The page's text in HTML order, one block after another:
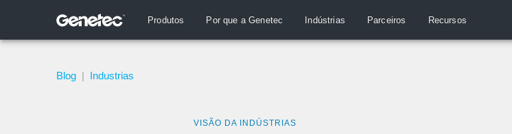
Produtos Por que a Genetec Indústrias Parceiros Recursos
Blog | Industrias
VISÃO DA INDÚSTRIAS